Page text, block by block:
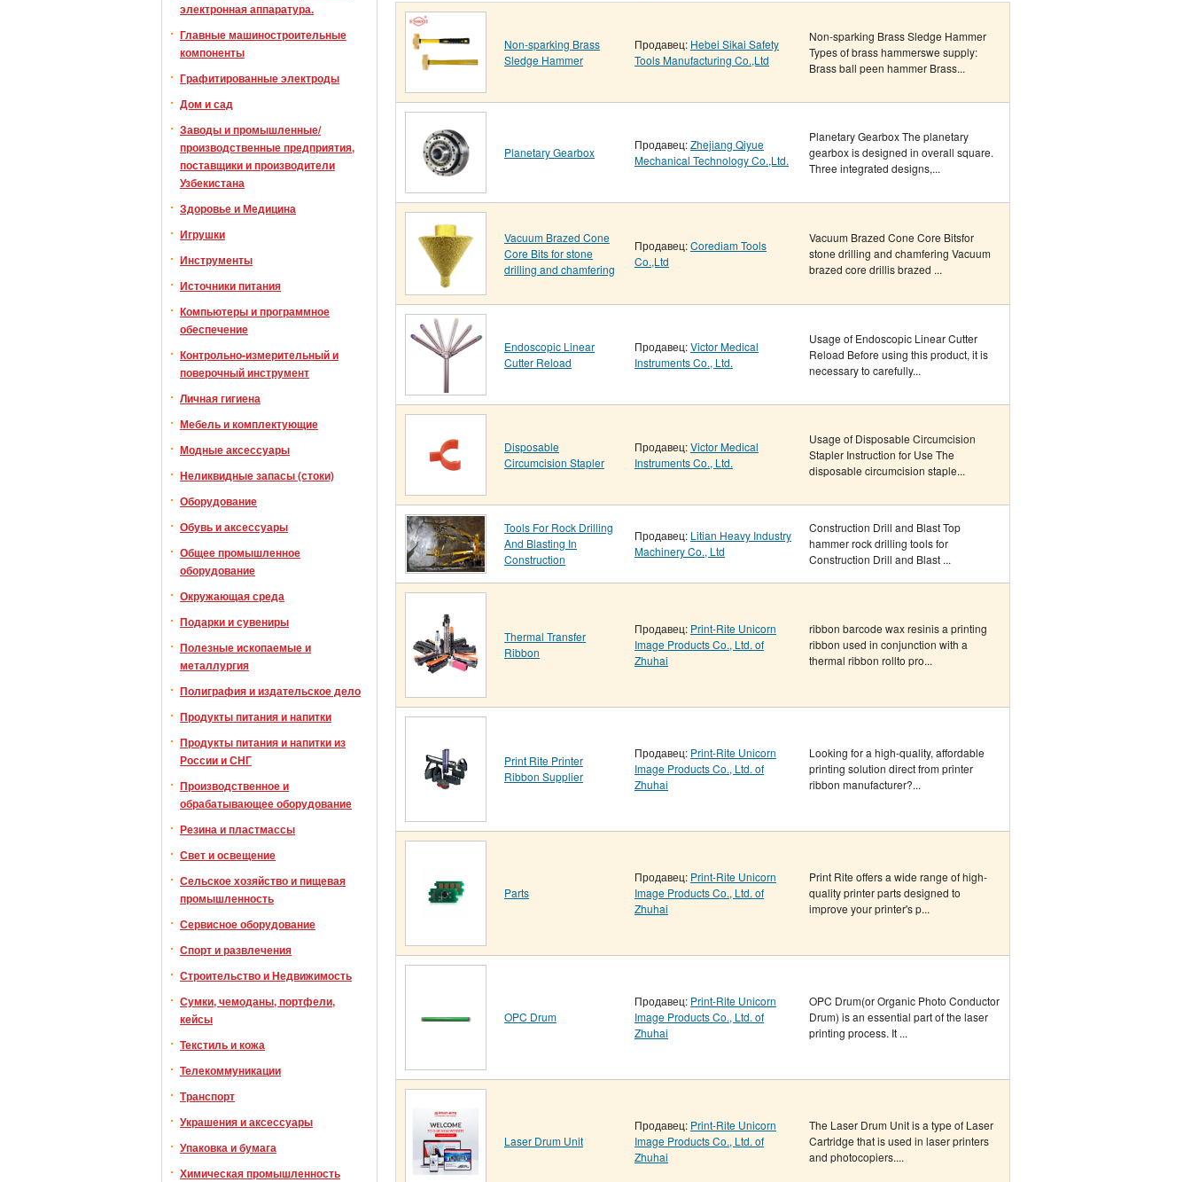
электронная аппаратура.
Главные машиностроительные
компоненты
Графитированные электроды
Дом и сад
Заводы и промышленные/
производственные предприятия,
поставщики и производители
Узбекистана
Здоровье и Медицина
Игрушки
Инструменты
Источники питания
Компьютеры и программное
обеспечение
Контрольно-измерительный и
поверочный инструмент
Личная гигиена
Мебель и комплектующие
Модные аксессуары
Неликвидные запасы (стоки)
Оборудование
Обувь и аксессуары
Общее промышленное
оборудование
Окружающая среда
Подарки и сувениры
Полезные ископаемые и
металлургия
Полиграфия и издательское дело
Продукты питания и напитки
Продукты питания и напитки из
России и СНГ
Производственное и
обрабатывающее оборудование
Резина и пластмассы
Свет и освещение
Сельское хозяйство и пищевая
промышленность
Сервисное оборудование
Спорт и развлечения
Строительство и Недвижимость
Сумки, чемоданы, портфели,
кейсы
Текстиль и кожа
Телекоммуникации
Транспорт
Украшения и аксессуары
Упаковка и бумага
Химическая промышленность
Non-sparking Brass
Sledge Hammer
Продавец: Hebei Sikai Safety
Tools Manufacturing Co.,Ltd
Non-sparking Brass Sledge Hammer
Types of brass hammerswe supply:
Brass ball peen hammer Brass...
Planetary Gearbox
Продавец:Zhejiang Qiyue
Mechanical Technology Co.,Ltd.
Planetary Gearbox The planetary
gearbox is designed in overall square.
Three integrated designs,...
Vacuum Brazed Cone
Core Bits for stone
drilling and chamfering
Продавец:Corediam Tools
Co.,Ltd
Vacuum Brazed Cone Core Bitsfor
stone drilling and chamfering Vacuum
brazed core drillis brazed ...
Endoscopic Linear
Cutter Reload
Продавец:Victor Medical
Instruments Co., Ltd.
Usage of Endoscopic Linear Cutter
Reload Before using this product, it is
necessary to carefully...
Disposable
Circumcision Stapler
Продавец:Victor Medical
Instruments Co., Ltd.
Usage of Disposable Circumcision
Stapler Instruction for Use The
disposable circumcision staple...
Tools For Rock Drilling
And Blasting In
Construction
Продавец: Litian Heavy Industry
Machinery Co., Ltd
Construction Drill and Blast Top
hammer rock drilling tools for
Construction Drill and Blast ...
Thermal Transfer
Ribbon
Продавец: Print-Rite Unicorn
Image Products Co., Ltd. of
Zhuhai
ribbon barcode wax resinis a printing
ribbon used in conjunction with a
thermal ribbon rollto pro...
Print Rite Printer
Ribbon Supplier
Продавец: Print-Rite Unicorn
Image Products Co., Ltd. of
Zhuhai
Looking for a high-quality, affordable
printing solution direct from printer
ribbon manufacturer?...
Parts
Продавец: Print-Rite Unicorn
Image Products Co., Ltd. of
Zhuhai
Print Rite offers a wide range of high-
quality printer parts designed to
improve your printer's p...
OPC Drum
Продавец: Print-Rite Unicorn
Image Products Co., Ltd. of
Zhuhai
OPC Drum(or Organic Photo Conductor
Drum) is an essential part of the laser
printing process. It ...
Laser Drum Unit
Продавец: Print-Rite Unicorn
Image Products Co., Ltd. of
Zhuhai
The Laser Drum Unit is a type of Laser
Cartridge that is used in laser printers
and photocopiers....